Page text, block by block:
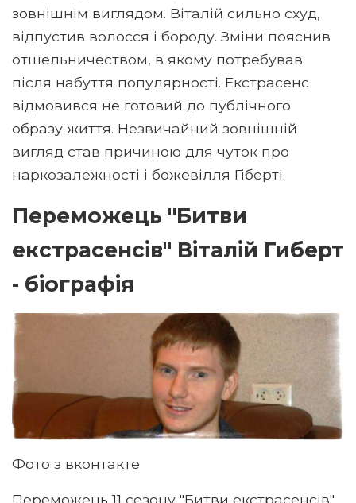
зовнішнім виглядом. Віталій сильно схуд,
відпустив волосся і бороду. Зміни пояснив
отшельничеством, в якому потребував
після набуття популярності. Екстрасенс
відмовився не готовий до публічного
образу життя. Незвичайний зовнішній
вигляд став причиною для чуток про
наркозалежності і божевілля Гіберті.
Переможець "Битви
екстрасенсів" Віталій Гиберт
- біографія
Фото з вконтакте